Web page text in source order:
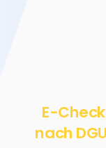
E-
nach